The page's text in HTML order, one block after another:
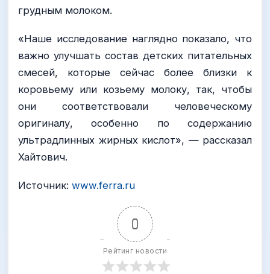
грудным молоком.
«Наше исследование наглядно показало, что
важно улучшать состав детских питательных
смесей, которые сейчас более близки к
коровьему или козьему молоку, так, чтобы
они соответствовали человеческому
оригиналу, особенно по содержанию
ультрадлинных жирных кислот», — рассказал
Хайтович.
Источник: www.ferra.ru
0
Рейтинг новости